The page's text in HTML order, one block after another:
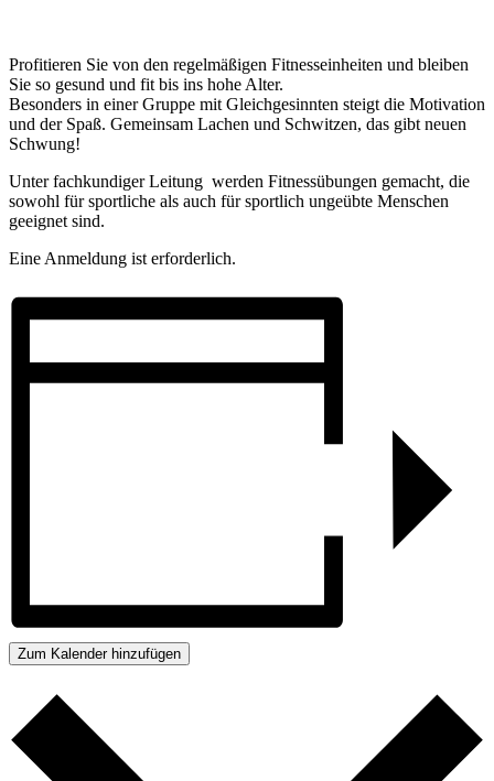
Profitieren Sie von den regelmäßigen Fitnesseinheiten und bleiben
Sie so gesund und fit bis ins hohe Alter.
Besonders in einer Gruppe mit Gleichgesinnten steigt die Motivation
und der Spaß. Gemeinsam Lachen und Schwitzen, das gibt neuen
Schwung!
Unter fachkundiger Leitung werden Fitnessübungen gemacht, die
sowohl für sportliche als auch für sportlich ungeübte Menschen
geeignet sind.
Eine Anmeldung ist erforderlich.
Zum Kalender hinzufügen